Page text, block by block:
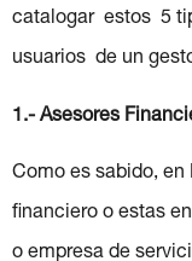
catalogar estos 5
usuarios de un
1.- Asesores
Como es sabido, en
financiero o estas
o empresa de